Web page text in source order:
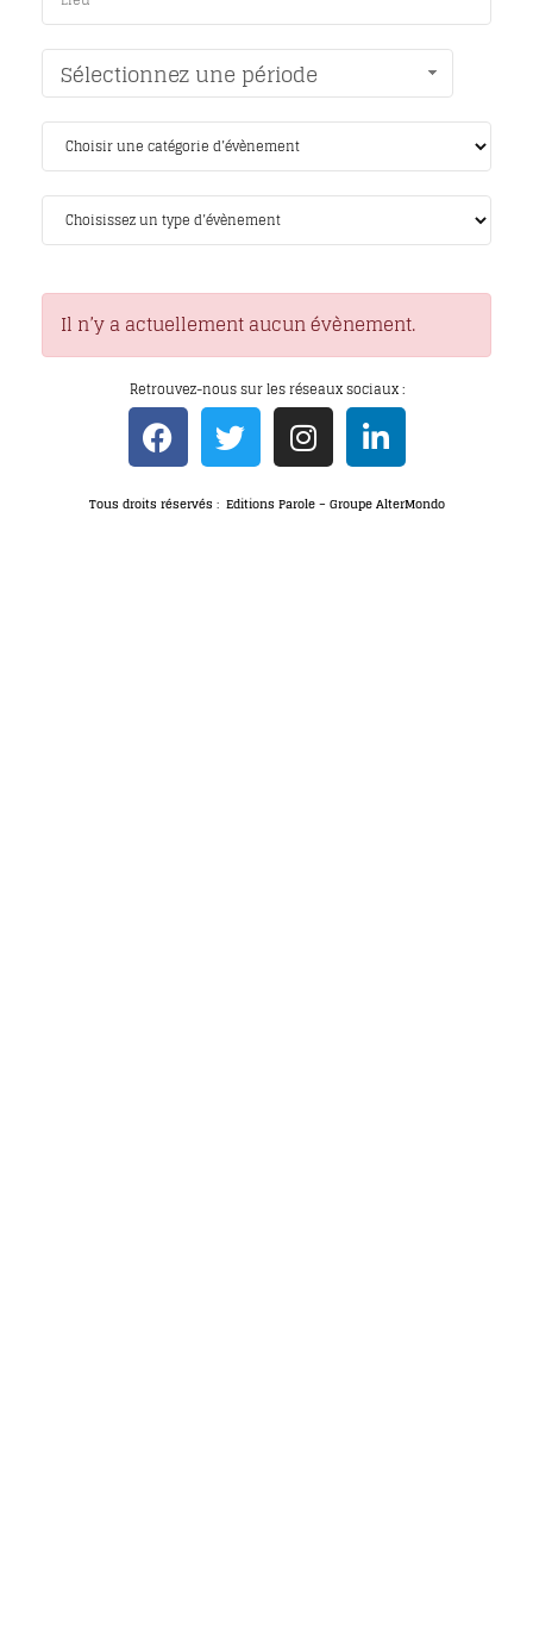
Sélectionnez une période
Il n’y a actuellement aucun évènement.
Retrouvez-nous sur les réseaux sociaux :
Tous droits réservés : Editions Parole – Groupe AlterMondo